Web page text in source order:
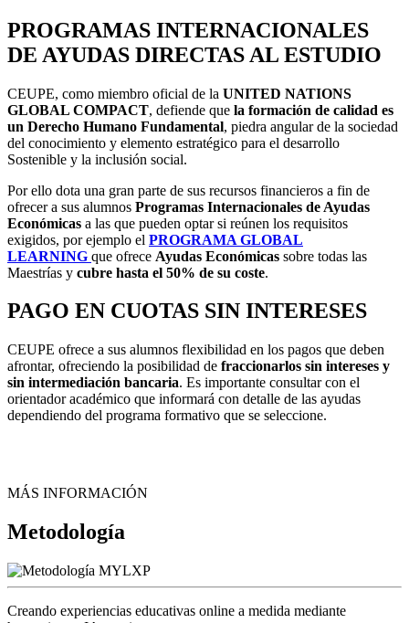
PROGRAMAS INTERNACIONALES
DE AYUDAS DIRECTAS AL ESTUDIO
CEUPE, como miembro oficial de la UNITED NATIONS
GLOBAL COMPACT, defiende que la formación de calidad es
un Derecho Humano Fundamental, piedra angular de la sociedad
del conocimiento y elemento estratégico para el desarrollo
Sostenible y la inclusión social.
Por ello dota una gran parte de sus recursos financieros a fin de
ofrecer a sus alumnos Programas Internacionales de Ayudas
Económicas a las que pueden optar si reúnen los requisitos
exigidos, por ejemplo el PROGRAMA GLOBAL
LEARNING que ofrece Ayudas Económicas sobre todas las
Maestrías y cubre hasta el 50% de su coste.
PAGO EN CUOTAS SIN INTERESES
CEUPE ofrece a sus alumnos flexibilidad en los pagos que deben
afrontar, ofreciendo la posibilidad de fraccionarlos sin intereses y
sin intermediación bancaria. Es importante consultar con el
orientador académico que informará con detalle de las ayudas
dependiendo del programa formativo que se seleccione.
MÁS INFORMACIÓN
Metodología
Creando experiencias educativas online a medida mediante